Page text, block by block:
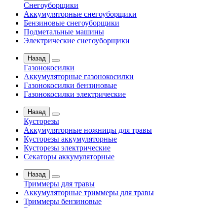
Снегоуборщики
Аккумуляторные снегоуборщики
Бензиновые снегоуборщики
Подметальные машины
Электрические снегоуборщики
Назад
Газонокосилки
Аккумуляторные газонокосилки
Газонокосилки бензиновые
Газонокосилки электрические
Назад
Кусторезы
Аккумуляторные ножницы для травы
Кусторезы аккумуляторные
Кусторезы электрические
Секаторы аккумуляторные
Назад
Триммеры для травы
Аккумуляторные триммеры для травы
Триммеры бензиновые